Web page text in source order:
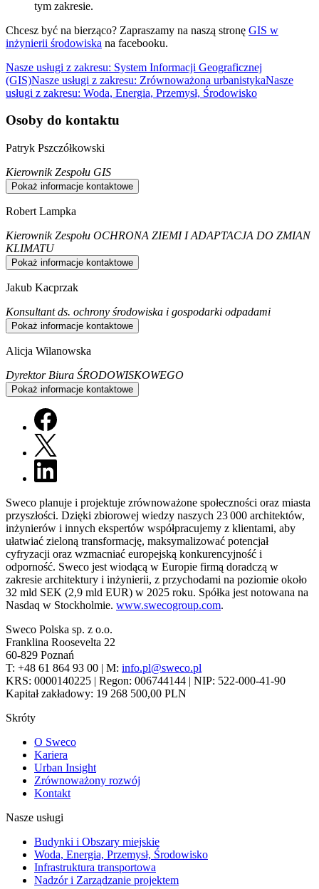
tym zakresie.
Chcesz być na bierząco? Zapraszamy na naszą stronę GIS w
inżynierii środowiska na facebooku.
Nasze usługi z zakresu: System Informacji Geograficznej
(GIS)Nasze usługi z zakresu: Zrównoważona urbanistykaNasze
usługi z zakresu: Woda, Energia, Przemysł, Środowisko
Osoby do kontaktu
Patryk Pszczółkowski
Kierownik Zespołu GIS
Pokaż informacje kontaktowe
Robert Lampka
Kierownik Zespołu OCHRONA ZIEMI I ADAPTACJA DO ZMIAN
KLIMATU
Pokaż informacje kontaktowe
Jakub Kacprzak
Konsultant ds. ochrony środowiska i gospodarki odpadami
Pokaż informacje kontaktowe
Alicja Wilanowska
Dyrektor Biura ŚRODOWISKOWEGO
Pokaż informacje kontaktowe
Sweco planuje i projektuje zrównoważone społeczności oraz miasta
przyszłości. Dzięki zbiorowej wiedzy naszych 23 000 architektów,
inżynierów i innych ekspertów współpracujemy z klientami, aby
ułatwiać zieloną transformację, maksymalizować potencjał
cyfryzacji oraz wzmacniać europejską konkurencyjność i
odporność. Sweco jest wiodącą w Europie firmą doradczą w
zakresie architektury i inżynierii, z przychodami na poziomie około
32 mld SEK (2,9 mld EUR) w 2025 roku. Spółka jest notowana na
Nasdaq w Stockholmie. www.swecogroup.com.
Sweco Polska sp. z o.o.
Franklina Roosevelta 22
60-829 Poznań
T: +48 61 864 93 00 | M: info.pl@sweco.pl
KRS: 0000140225 | Regon: 006744144 | NIP: 522-000-41-90
Kapitał zakładowy: 19 268 500,00 PLN
Skróty
O Sweco
Kariera
Urban Insight
Zrównoważony rozwój
Kontakt
Nasze usługi
Budynki i Obszary miejskie
Woda, Energia, Przemysł, Środowisko
Infrastruktura transportowa
Nadzór i Zarządzanie projektem